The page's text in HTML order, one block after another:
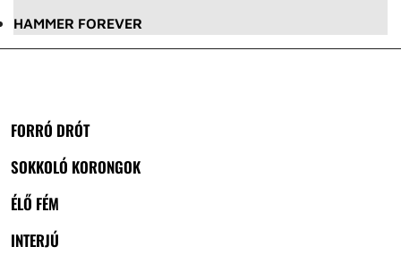
HAMMER FOREVER
FORRÓ DRÓT
SOKKOLÓ KORONGOK
ÉLŐ FÉM
INTERJÚ